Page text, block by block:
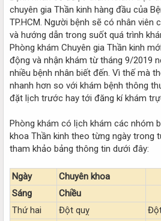
chuyên gia Thần kinh hàng đầu của
TP.HCM. Người bệnh sẽ có nhân viên
và hướng dẫn trong suốt quá trình
Phòng khám Chuyên gia Thần kinh
động và nhận khám từ tháng 9/2019
nhiều bệnh nhân biết đến. Vì thế mà
nhanh hơn so với khám bệnh thông
đặt lịch trước hay tới đăng kí khám
Phòng khám có lịch khám các nhóm
khoa Thần kinh theo từng ngày trong
tham khảo bảng thông tin dưới đây:
Ngày
Chuyên khoa
Sáng
Chiều
Thứ hai
Đột quỵ